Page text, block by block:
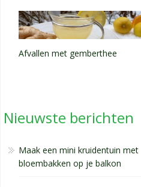
Afvallen met gemberthee
Nieuwste berichten
Maak een mini kruidentuin met
bloembakken op je balkon